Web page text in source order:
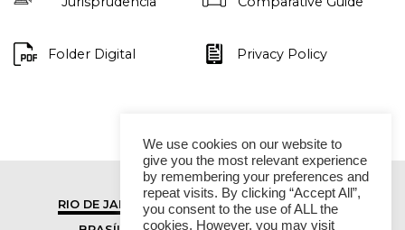
Folder Digital Privacy Policy
RIO DE JANEIRO
SÃO PAULO
We use cookies on our website to
give you the most relevant experience
by remembering your preferences and
repeat visits. By clicking “Accept All”,
you consent to the use of ALL the
cookies. However, you may visit